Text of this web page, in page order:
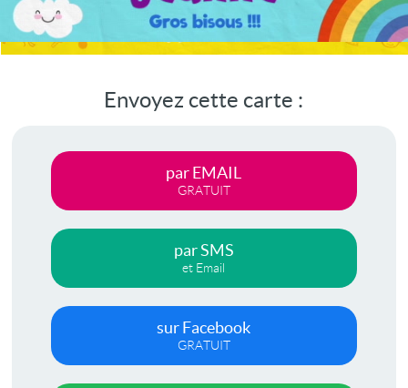
la
vidéo
Envoyez cette carte :
par EMAIL
GRATUIT
par SMS
et Email
sur Facebook
GRATUIT